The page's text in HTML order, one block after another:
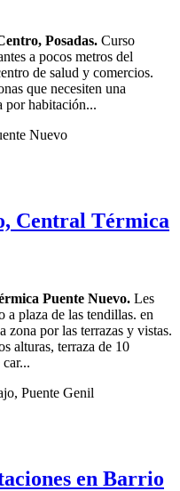
Posadas. Curso
a pocos metros del
de salud y comercios.
que necesiten una
por habitación...
Central Térmica
Puente Nuevo. Les
a plaza de las tendillas. en
zona por las terrazas y vistas.
alturas, terraza de 10
en Barrio